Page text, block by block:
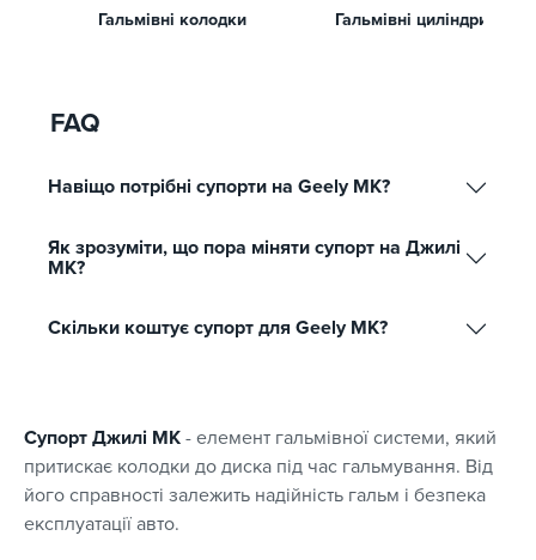
Гальмівні колодки Гальмівні циліндри
FAQ
Навіщо потрібні супорти на Geely МК?
Як зрозуміти, що пора міняти супорт на Джилі
МК?
Скільки коштує супорт для Geely МК?
Супорт Джилі МК - елемент гальмівної системи, який
притискає колодки до диска під час гальмування. Від
його справності залежить надійність гальм і безпека
експлуатації авто.